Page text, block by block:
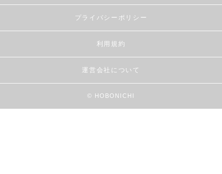
プライバシーポリシー
利用規約
運営会社について
© HOBONICHI